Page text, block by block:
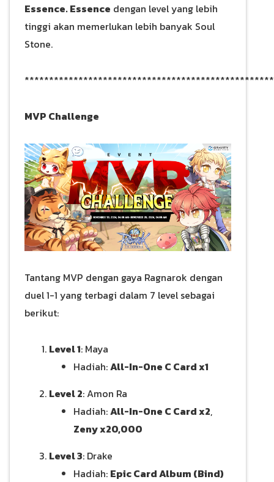
Essence. Essence dengan level yang lebih
tinggi akan memerlukan lebih banyak Soul
Stone.
MVP Challenge
Tantang MVP dengan gaya Ragnarok dengan
duel 1-1 yang terbagi dalam 7 level sebagai
berikut:
Level 1: Maya
Hadiah:All-In-One C Card x1
Level 2: Amon Ra
Hadiah:All-In-One C Card x2,
Zeny x20,000
Level 3: Drake
Hadiah: Epic Card Album (Bind)